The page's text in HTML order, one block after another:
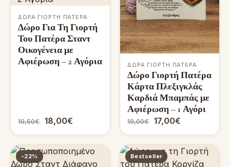
ΔΏΡΑ ΓΙΟΡΤΉ ΠΑΤΈΡΑ
Δώρο Για Τη Γιορτή
Του Πατέρα Σταντ
Οικογένεια με
Αφιέρωση – 2 Αγόρια
19,50€ 18,00€
ΔΏΡΑ ΓΙΟΡΤΉ ΠΑΤΈΡΑ
Δώρο Γιορτή Πατέρα
Κάρτα Πλεξιγκλάς
Καρδιά Μπαμπάς με
Αφιέρωση – 1 Αγόρι
19,00€ 17,00€
-22% Bestseller